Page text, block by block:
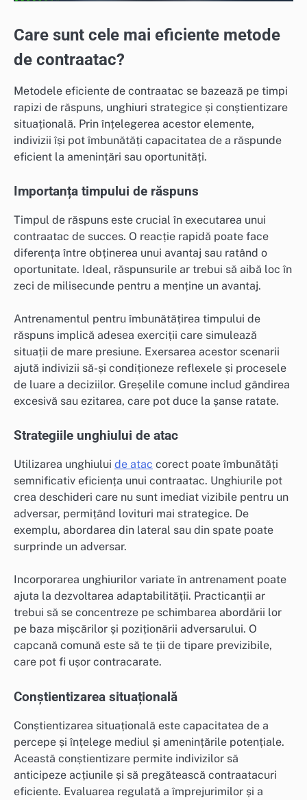
Care sunt cele mai eficiente metode
de contraatac?
Metodele eficiente de contraatac se bazează pe timpi
rapizi de răspuns, unghiuri strategice și conștientizare
situațională. Prin înțelegerea acestor elemente,
indivizii își pot îmbunătăți capacitatea de a răspunde
eficient la amenințări sau oportunități.
Importanța timpului de răspuns
Timpul de răspuns este crucial în executarea unui
contraatac de succes. O reacție rapidă poate face
diferența între obținerea unui avantaj sau ratând o
oportunitate. Ideal, răspunsurile ar trebui să aibă loc în
zeci de milisecunde pentru a menține un avantaj.
Antrenamentul pentru îmbunătățirea timpului de
răspuns implică adesea exerciții care simulează
situații de mare presiune. Exersarea acestor scenarii
ajută indivizii să-și condiționeze reflexele și procesele
de luare a deciziilor. Greșelile comune includ gândirea
excesivă sau ezitarea, care pot duce la șanse ratate.
Strategiile unghiului de atac
Utilizarea unghiului de atac corect poate îmbunătăți
semnificativ eficiența unui contraatac. Unghiurile pot
crea deschideri care nu sunt imediat vizibile pentru un
adversar, permițând lovituri mai strategice. De
exemplu, abordarea din lateral sau din spate poate
surprinde un adversar.
Incorporarea unghiurilor variate în antrenament poate
ajuta la dezvoltarea adaptabilității. Practicanții ar
trebui să se concentreze pe schimbarea abordării lor
pe baza mișcărilor și poziționării adversarului. O
capcană comună este să te ții de tipare previzibile,
care pot fi ușor contracarate.
Conștientizarea situațională
Conștientizarea situațională este capacitatea de a
percepe și înțelege mediul și amenințările potențiale.
Această conștientizare permite indivizilor să
anticipeze acțiunile și să pregătească contraatacuri
eficiente. Evaluarea regulată a împrejurimilor și a